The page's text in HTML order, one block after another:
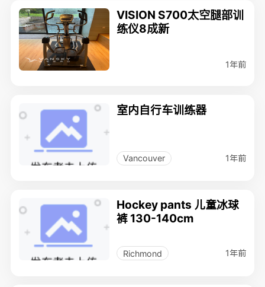
VISION S700太空腿部训
练仪8成新
1年前
室内自行车训练器
Vancouver 1年前
Hockey pants 儿童冰球
裤 130-140cm
Richmond 1年前